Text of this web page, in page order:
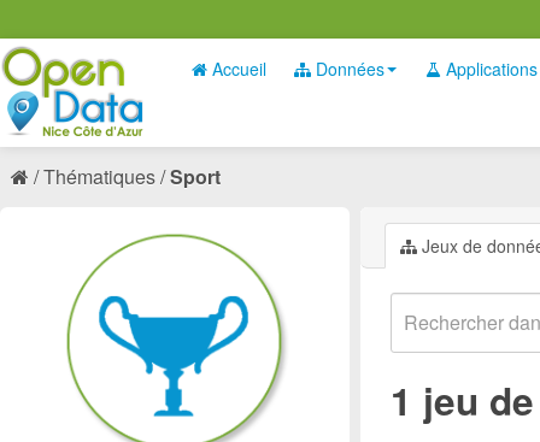
Accueil Données Applications
Thématiques Sport
Jeux de
1 jeu